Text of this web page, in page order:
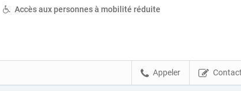
Accès aux personnes à mobilité réduite
Appeler